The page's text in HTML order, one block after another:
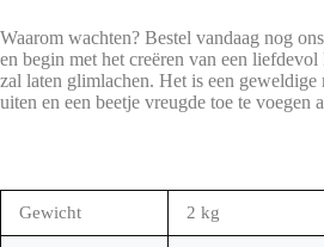
Waarom wachten? Bestel vandaag nog
en begin met het creëren van een
zal laten glimlachen. Het is een
uiten en een beetje vreugde toe te voegen
Gewicht 2 kg